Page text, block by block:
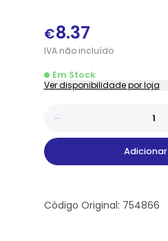
€8.37
IVAnãoincluído
Em Stock
Ver disponibilidade por loja
Adicionar
Código Original: 754866